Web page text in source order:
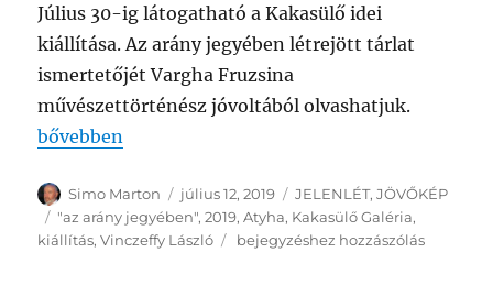
Július 30-ig látogatható a Kakasülő idei
kiállítása. Az arány jegyében létrejött tárlat
ismertetőjét Vargha Fruzsina
művészettörténész jóvoltából olvashatjuk.
„KAKASÜLŐ GALÉRIA – Képzőművészek
bővebben
Szerző
Simo Marton Közzétéve
július 12, 2019 Kategória
JELENLÉT,JÖVŐKÉP
Címke
"az arány jegyében",2019,Atyha, Kakasülő Galéria,
kiállítás,Vinczeffy László
KAKASÜLŐ
bejegyzéshez hozzászólás